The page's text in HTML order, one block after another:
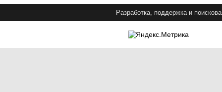
Разработка, поддержка и